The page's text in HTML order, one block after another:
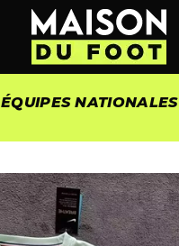
ÉQUIPES NATIONALES